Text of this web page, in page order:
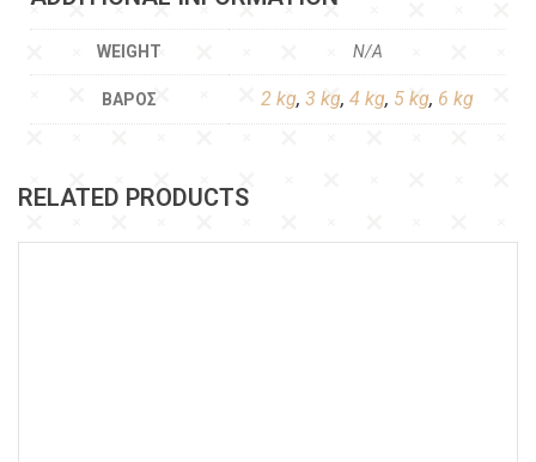
WEIGHT N/A
ΒΆΡΟΣ 2 kg, 3 kg, 4 kg, 5 kg, 6 kg
RELATED PRODUCTS